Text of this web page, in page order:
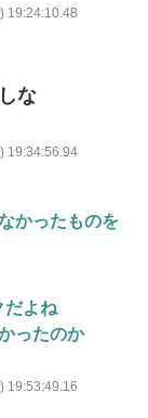
19:24:10.48
な
19:34:56.94
かったものを
だよね
ったのか
19:53:49.16